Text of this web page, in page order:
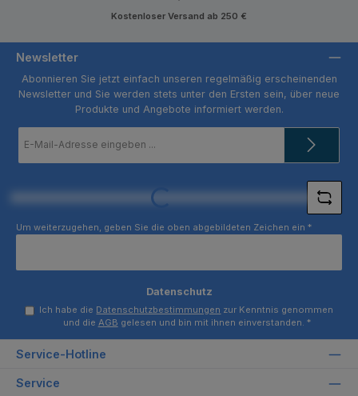
Kostenloser Versand ab 250 €
Newsletter
Abonnieren Sie jetzt einfach unseren regelmäßig erscheinenden
Newsletter und Sie werden stets unter den Ersten sein, über neue
Produkte und Angebote informiert werden.
Mail-
Loading...
Um weiterzugehen, geben Sie die oben abgebildeten Zeichen ein *
Datenschutz
Ich habe die Datenschutzbestimmungen zur Kenntnis genommen
und die AGB gelesen und bin mit ihnen einverstanden. *
Service-Hotline
Service